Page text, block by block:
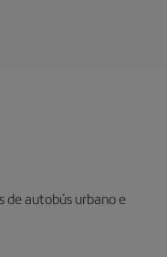
de autobús urbano e